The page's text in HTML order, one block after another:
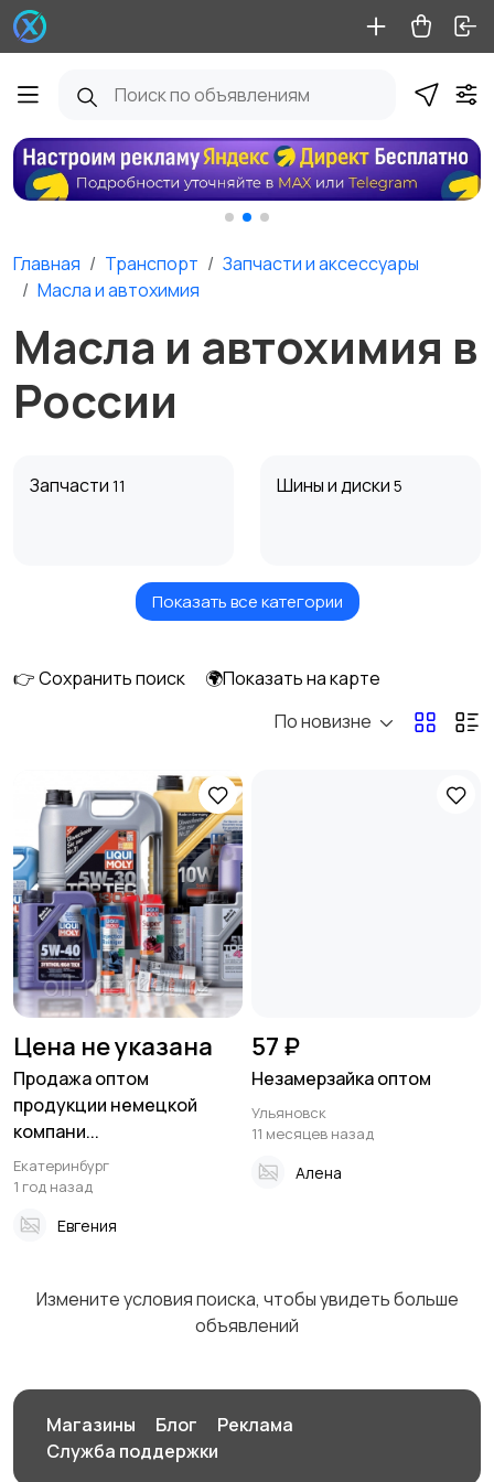
Главная Транспорт
Запчасти и аксессуары
Масла и автохимия
Масла и автохимия в
России
Запчасти 11 Шины и диски 5
Масла и автохимия2
Автоэлектроника и
Противоугонные
устройства
Мотоэкипировка
Показать все категории
👉 Сохранить поиск
🌍Показать на карте
По новизне
Цена не указана
Продажа оптом
продукции немецкой
компани...
Екатеринбург
1 год назад
Евгения
57 ₽
Незамерзайка оптом
Ульяновск
11 месяцев назад
Алена
Измените условия поиска, чтобы увидеть больше
объявлений
Магазины Блог
Реклама
Служба поддержки